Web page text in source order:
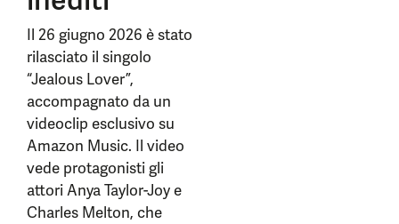
Il 26 giugno 2026 è stato
rilasciato il singolo
“Jealous Lover”,
accompagnato da un
videoclip esclusivo su
Amazon Music. Il video
vede protagonisti gli
attori Anya Taylor-Joy e
Charles Melton, che